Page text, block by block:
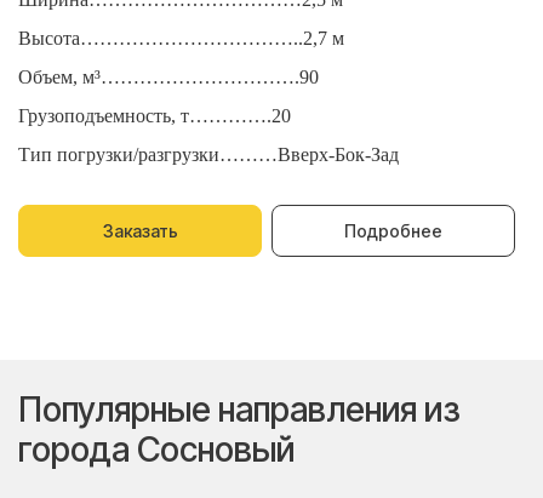
Высота……………………………..2,7 м
Объем, м³………………………….90
Грузоподъемность, т………….20
Тип погрузки/разгрузки………Вверх-Бок-Зад
Заказать Подробнее
Популярные направления из
города Сосновый